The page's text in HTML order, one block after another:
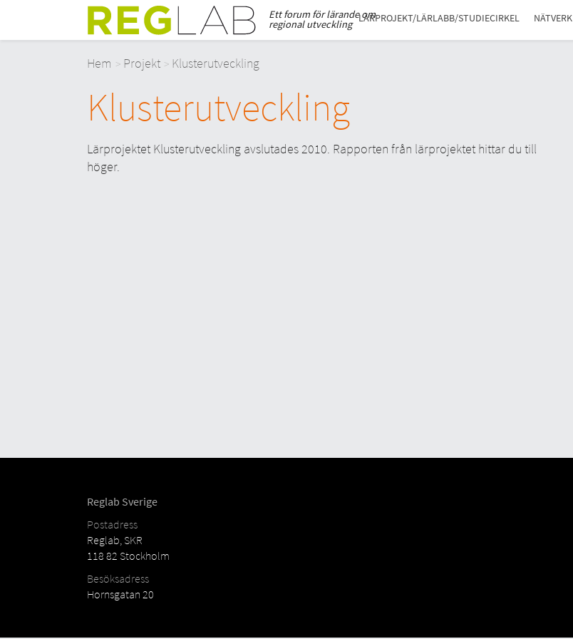
LÄRPROJEKT/LÄRLABB/STUDIECIRKEL NÄTVERK
Ett forum för lärande om
regional utveckling
Hem Projekt Klusterutveckling
Klusterutveckling
Lärprojektet Klusterutveckling avslutades 2010. Rapporten från lärprojektet hittar du till
höger.
Reglab Sverige
Postadress
Reglab, SKR
118 82 Stockholm
Besöksadress
Hornsgatan 20